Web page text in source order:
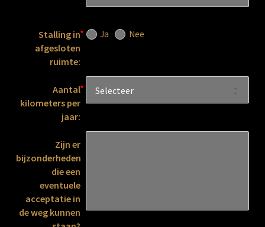
Stalling in
afgesloten
ruimte:
Ja Nee
Aantal
kilometers per
jaar:
Zijn er
bijzonderheden
die een
eventuele
acceptatie in
de weg kunnen